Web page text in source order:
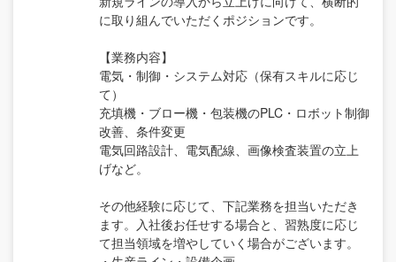
に取り組んでいただくポジションです。
【業務内容】
電気・制御・システム対応（保有スキルに応じ
て）
充填機・ブロー機・包装機のPLC・ロボット制御
改善、条件変更
電気回路設計、電気配線、画像検査装置の立上
げなど。
その他経験に応じて、下記業務を担当いただき
ます。入社後お任せする場合と、習熟度に応じ
て担当領域を増やしていく場合がございます。